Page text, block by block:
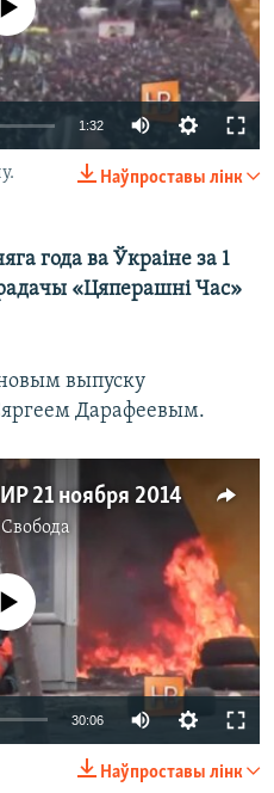
currently available
1:32
Наўпроставы лінк
года ва Ўкраіне за 1
«Цяперашні Час»
выпуску
Дарафеевым.
21 ноября 2014
currently available
30:06
Наўпроставы лінк